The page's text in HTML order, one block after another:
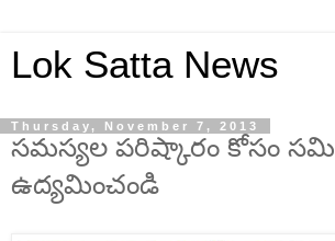
Lok Satta News
Thursday, November 7, 2013
సమస్యల పరిష్కారం కోసం
ఉద్యమించండి